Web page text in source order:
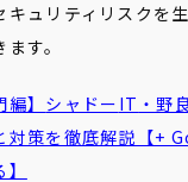
キュリティリスクを
す。
編】 シャドー IT ・野
対策を徹底解説【+